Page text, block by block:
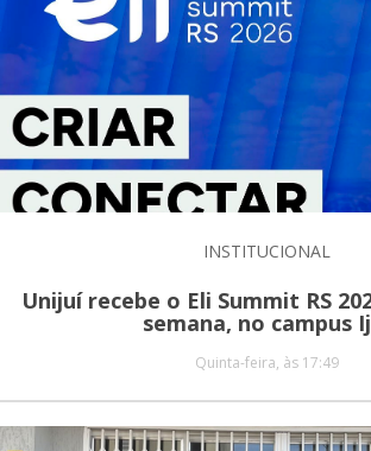
INSTITUCIONAL
Unijuí recebe o Eli Summit RS
semana, no campus
Quinta-feira, às 17:49